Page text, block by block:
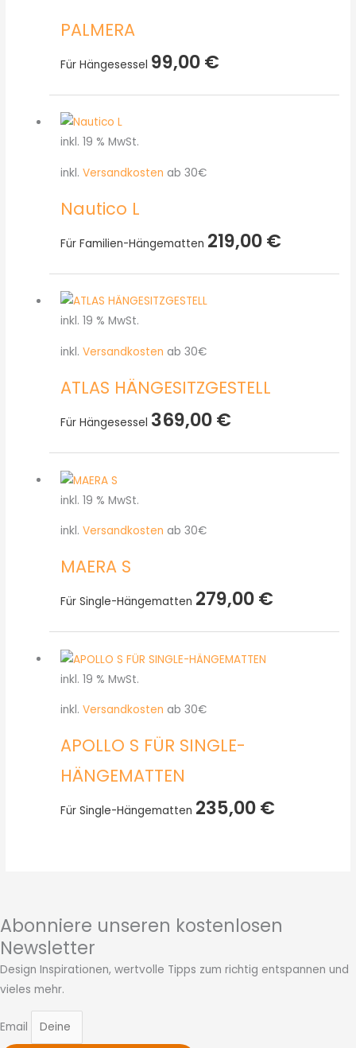
PALMERA
Für Hängesessel 99,00€
inkl. 19 % MwSt.
inkl. Versandkosten ab 30€
Nautico L
Für Familien-Hängematten 219,00€
inkl. 19 % MwSt.
inkl. Versandkosten ab 30€
ATLAS HÄNGESITZGESTELL
Für Hängesessel 369,00€
inkl. 19 % MwSt.
inkl. Versandkosten ab 30€
MAERA S
Für Single-Hängematten 279,00€
inkl. 19 % MwSt.
inkl. Versandkosten ab 30€
APOLLO S FÜR SINGLE-
HÄNGEMATTEN
Für Single-Hängematten 235,00€
Abonniere unseren kostenlosen
Newsletter
Design Inspirationen, wertvolle Tipps zum richtig entspannen und
vieles mehr.
Email